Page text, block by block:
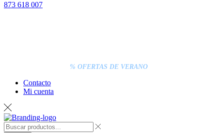
873 618 007
% OFERTAS DE VERANO
Contacto
Mi cuenta